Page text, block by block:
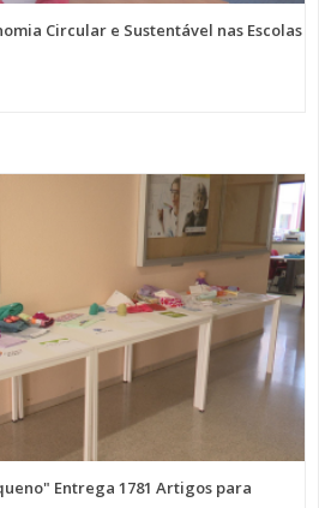
Circular e Sustentável nas Escolas
Entrega 1781 Artigos para